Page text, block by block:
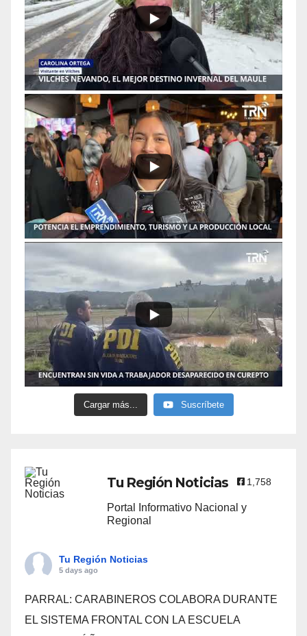
Cargar más... Suscríbete
Tu Región Noticias 1,758
Portal Informativo Nacional y
Regional
Tu Región Noticias
5 days ago
PARRAL: CARABINEROS COLABORA DURANTE
EL SISTEMA FRONTAL CON LA ESCUELA